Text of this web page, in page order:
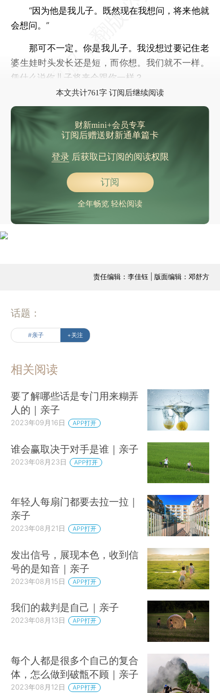
“因为他是我儿子。既然现在我想问，将来他就
会想问。”
那可不一定。你是我儿子。我没想过要记住老
婆生娃时头发长还是短，而你想。我们就不一样。
凭什么说你儿子将来会跟你一样？
本文共计761字 订阅后继续阅读
财新mini+会员专享
订阅后赠送财新通单篇卡
登录后获取已订阅的阅读权限
订阅
全年畅览 轻松阅读
责任编辑：李佳钰 | 版面编辑：邓舒方
话题：
#亲子 +关注
相关阅读
要了解哪些话是专门用来糊弄
人的｜亲子
2023年09月16日 APP打开
谁会赢取决于对手是谁｜亲子
2023年08月23日 APP打开
年轻人每扇门都要去拉一拉｜
亲子
2023年08月21日 APP打开
发出信号，展现本色，收到信
号的是知音｜亲子
2023年08月15日 APP打开
我们的裁判是自己｜亲子
2023年08月13日 APP打开
每个人都是很多个自己的复合
体，怎么做到破甑不顾｜亲子
2023年08月12日 APP打开